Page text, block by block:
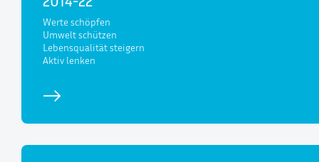
Werte schöpfen
Umwelt schützen
Lebensqualität steigern
Aktiv lenken